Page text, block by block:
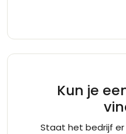
Kun je
Staat het bedrijf